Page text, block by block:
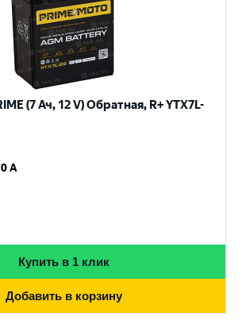
(7 Ач, 12 V) Обратная, R+ YTX7L-
A
Купить в 1 клик
Добавить в корзину